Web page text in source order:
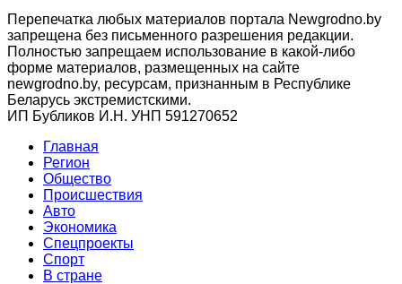
Перепечатка любых материалов портала Newgrodno.by
запрещена без письменного разрешения редакции.
Полностью запрещаем использование в какой-либо
форме материалов, размещенных на сайте
newgrodno.by, ресурсам, признанным в Республике
Беларусь экстремистскими.
ИП Бубликов И.Н. УНП 591270652
Главная
Регион
Общество
Происшествия
Авто
Экономика
Спецпроекты
Cпорт
В стране